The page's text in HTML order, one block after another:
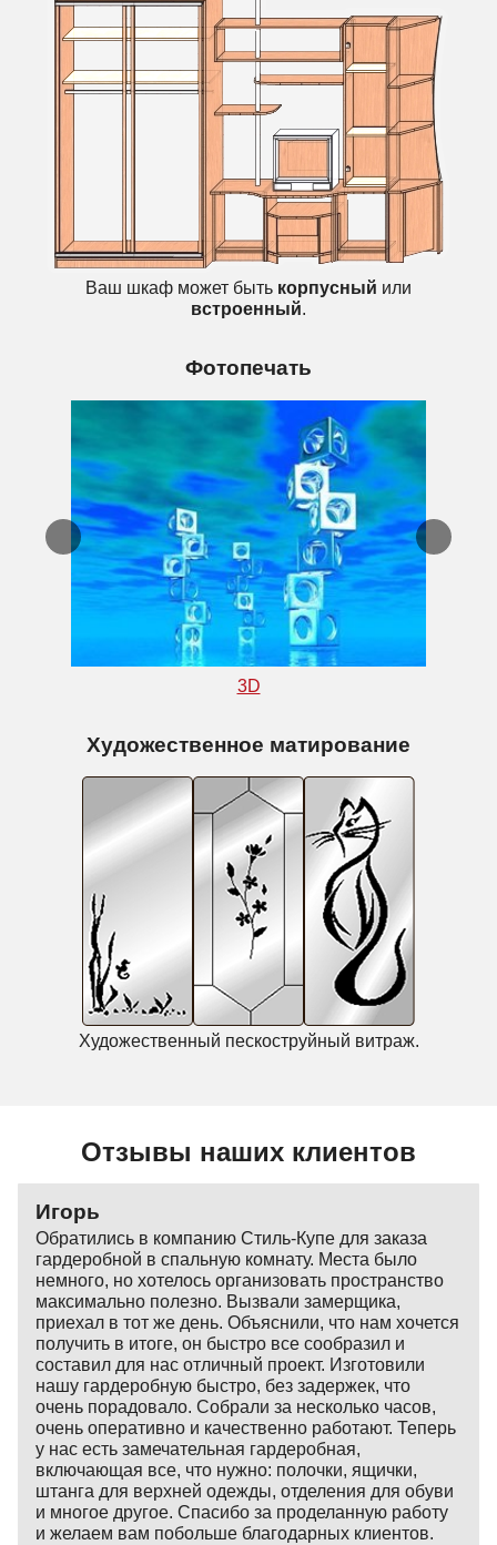
Ваш шкаф может быть корпусный или
встроенный.
Фотопечать
3D
Художественное матирование
Художественный пескоструйный витраж.
Отзывы наших клиентов
Игорь
Обратились в компанию Стиль-Купе для заказа
гардеробной в спальную комнату. Места было
немного, но хотелось организовать пространство
максимально полезно. Вызвали замерщика,
приехал в тот же день. Объяснили, что нам хочется
получить в итоге, он быстро все сообразил и
составил для нас отличный проект. Изготовили
нашу гардеробную быстро, без задержек, что
очень порадовало. Собрали за несколько часов,
очень оперативно и качественно работают. Теперь
у нас есть замечательная гардеробная,
включающая все, что нужно: полочки, ящички,
штанга для верхней одежды, отделения для обуви
и многое другое. Спасибо за проделанную работу
и желаем вам побольше благодарных клиентов.